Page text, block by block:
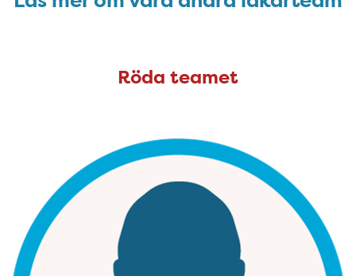
Röda teametRöda teamet